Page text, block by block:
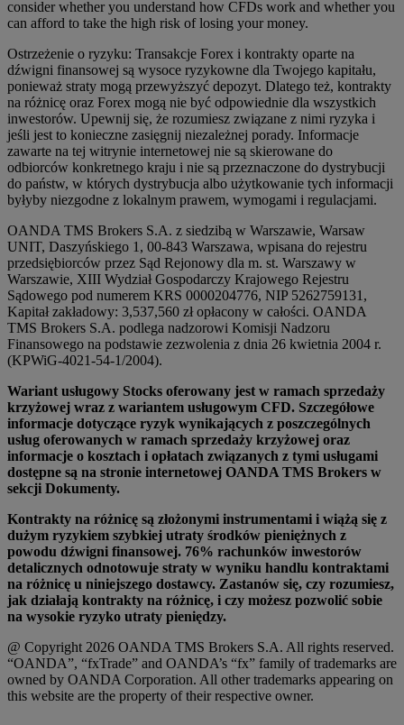
consider whether you understand how CFDs work and whether you
can afford to take the high risk of losing your money.
Ostrzeżenie o ryzyku: Transakcje Forex i kontrakty oparte na
dźwigni finansowej są wysoce ryzykowne dla Twojego kapitału,
ponieważ straty mogą przewyższyć depozyt. Dlatego też, kontrakty
na różnicę oraz Forex mogą nie być odpowiednie dla wszystkich
inwestorów. Upewnij się, że rozumiesz związane z nimi ryzyka i
jeśli jest to konieczne zasięgnij niezależnej porady. Informacje
zawarte na tej witrynie internetowej nie są skierowane do
odbiorców konkretnego kraju i nie są przeznaczone do dystrybucji
do państw, w których dystrybucja albo użytkowanie tych informacji
byłyby niezgodne z lokalnym prawem, wymogami i regulacjami.
OANDA TMS Brokers S.A. z siedzibą w Warszawie, Warsaw
UNIT, Daszyńskiego 1, 00-843 Warszawa, wpisana do rejestru
przedsiębiorców przez Sąd Rejonowy dla m. st. Warszawy w
Warszawie, XIII Wydział Gospodarczy Krajowego Rejestru
Sądowego pod numerem KRS 0000204776, NIP 5262759131,
Kapitał zakładowy: 3,537,560 zł opłacony w całości. OANDA
TMS Brokers S.A. podlega nadzorowi Komisji Nadzoru
Finansowego na podstawie zezwolenia z dnia 26 kwietnia 2004 r.
(KPWiG-4021-54-1/2004).
Wariant usługowy Stocks oferowany jest w ramach sprzedaży
krzyżowej wraz z wariantem usługowym CFD. Szczegółowe
informacje dotyczące ryzyk wynikających z poszczególnych
usług oferowanych w ramach sprzedaży krzyżowej oraz
informacje o kosztach i opłatach związanych z tymi usługami
dostępne są na stronie internetowej OANDA TMS Brokers w
sekcji Dokumenty.
Kontrakty na różnicę są złożonymi instrumentami i wiążą się z
dużym ryzykiem szybkiej utraty środków pieniężnych z
powodu dźwigni finansowej. 76% rachunków inwestorów
detalicznych odnotowuje straty w wyniku handlu kontraktami
na różnicę u niniejszego dostawcy. Zastanów się, czy rozumiesz,
jak działają kontrakty na różnicę, i czy możesz pozwolić sobie
na wysokie ryzyko utraty pieniędzy.
@ Copyright 2026 OANDA TMS Brokers S.A. All rights reserved.
“OANDA”, “fxTrade” and OANDA’s “fx” family of trademarks are
owned by OANDA Corporation. All other trademarks appearing on
this website are the property of their respective owner.